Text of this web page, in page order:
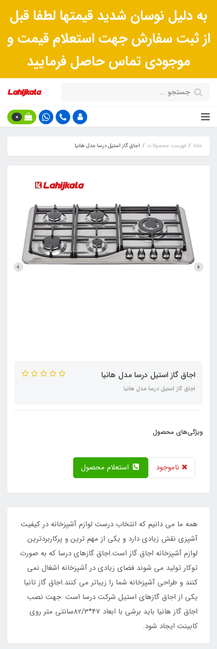
به دلیل نوسان شدید قیمتها لطفا قبل
از ثبت سفارش جهت استعلام قیمت و
موجودی تماس حاصل فرمایید
0
خانه فهرست محصولات اجاق گاز استیل درسا مدل هانیا
اجاق گاز استیل درسا مدل هانیا
اجاق گاز استیل درسا مدل هانیا
ویژگی‌های محصول
ناموجود
همه ما می دانیم که انتخاب درست لوازم آشپزخانه در کیفیت
آشپزی نقش زیادی دارد و یکی از مهم ترین و پرکاربردترین
لوازم آشپزخانه اجاق گاز است.اجاق گازهای درسا که به صورت
توکار تولید می شوند فضای زیادی در آشپزخانه اشغال نمی
کنند و طراحی آشپزخانه شما را زیباتر می کنند.اجاق گاز تانیا
یکی از اجاق گازهای استیل شرکت درسا است .جهت نصب
اجاق گاز هانیا باید برشی با ابعاد 47*82/3سانتی متر روی
کابینت ایجاد شود.